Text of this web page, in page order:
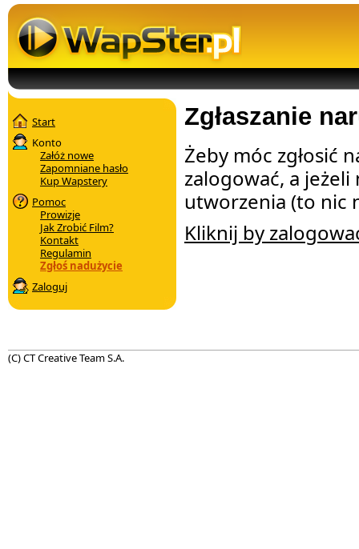
Start
Konto
Załóż nowe
Zapomniane hasło
Kup Wapstery
Pomoc
Prowizje
Jak Zrobić Film?
Kontakt
Regulamin
Zgłoś nadużycie
Zaloguj
Zgłaszanie
Żeby móc zgłosić
zalogować, a
utworzenia (to nic
Kliknij by
(C) CT Creative Team S.A.